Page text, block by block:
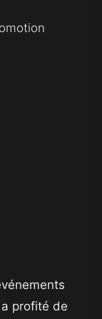
profité de